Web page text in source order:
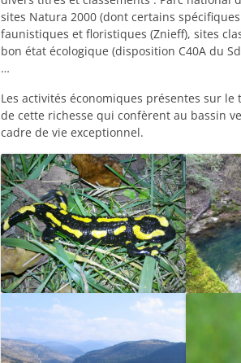
sites Natura 2000 (dont certains
faunistiques et floristiques (Znieff), sites
bon état écologique (disposition C40A du
…
Les activités économiques présentes sur
de cette richesse qui confèrent au bassin
cadre de vie exceptionnel.